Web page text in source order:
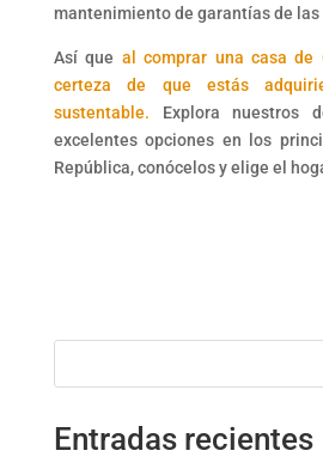
mantenimiento de garantías de las
Así que al comprar una casa de
certeza de que estás
sustentable. Explora nuestros
excelentes opciones en los
República, conócelos y elige el
Entradas recientes